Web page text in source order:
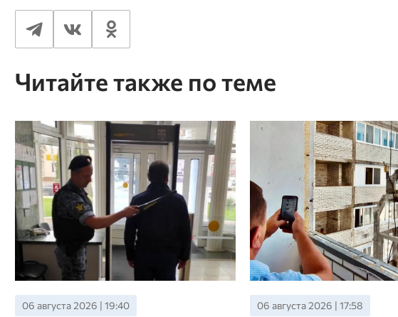
Читайте также по теме
06 августа 2026 | 17:58 06 августа 2026 | 17:40